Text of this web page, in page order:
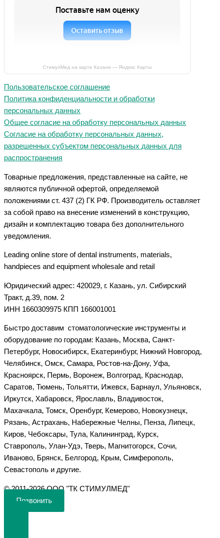
СтимулМед на карте Казани — Яндекс Карты
Пользовательское соглашение
Политика конфиденциальности и обработки
персональных данных
Общее согласие на обработку персональных данных
Согласие на обработку персональных данных,
разрешенных субъектом персональных данных для
распространения
Товарные предложения, представленные на сайте, не
являются публичной офертой, определяемой
положениями ст. 437 (2) ГК РФ. Производитель оставляет
за собой право на внесение изменений в конструкцию,
дизайн и комплектацию товара без дополнительного
уведомления.
Leading online store of dental instruments, materials,
handpieces and equipment wholesale and retail
Юридический адрес: 420029, г. Казань, ул. Сибирский
Тракт, д.39, пом. 2
ИНН 1660309975 КПП 166001001
Быстро доставим стоматологические инструменты и
оборудование по городам: Казань, Москва, Санкт-
Петербург, Новосибирск, Екатеринбург, Нижний Новгород,
Челябинск, Омск, Самара, Ростов-на-Дону, Уфа,
Красноярск, Пермь, Воронеж, Волгоград, Краснодар,
Саратов, Тюмень, Тольятти, Ижевск, Барнаул, Ульяновск,
Иркутск, Хабаровск, Ярославль, Владивосток,
Махачкала, Томск, Оренбург, Кемерово, Новокузнецк,
Рязань, Астрахань, Набережные Челны, Пенза, Липецк,
Киров, Чебоксары, Тула, Калининград, Курск,
Ставрополь, Улан-Удэ, Тверь, Магнитогорск, Сочи,
Иваново, Брянск, Белгород, Крым, Симферополь,
Севастополь и другие.
©️ 2011-2026 ООО "ТК СТИМУЛМЕД"
Позвонить